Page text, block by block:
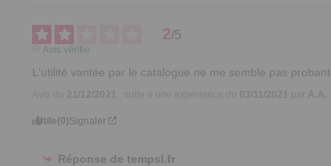
2/5
Avis vérifié
L'utilité vantée par le catalogue ne me semble pas
Utile(0)Signaler
Réponse detempsl.fr